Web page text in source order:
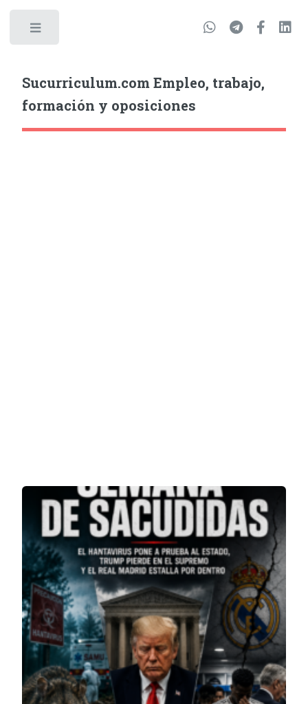
Sucurriculum.com Empleo, trabajo,
formación y oposiciones